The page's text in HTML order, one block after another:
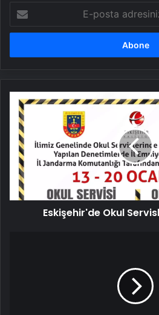
posta
adresinizi
Eskişehir'de
Okul
Servislerine
Denetim
Eskişehir'de Okul